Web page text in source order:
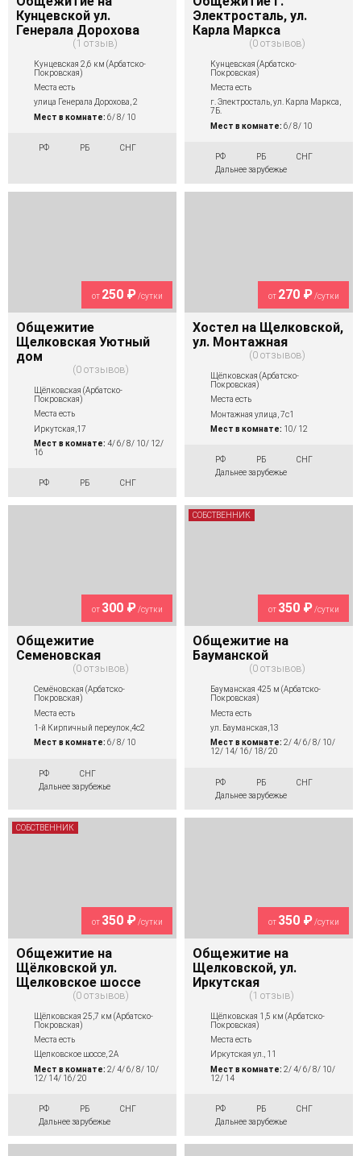
Кунцевской ул.
Генерала Дорохова
1 отзыв
Кунцевская 2,6 км (Арбатско-
Покровская)
Места есть
улица Генерала Дорохова, 2
Мест в комнате: 6/ 8/ 10
РФ РБ СНГ
Электросталь, ул.
Карла Маркса
0 отзывов
Кунцевская (Арбатско-
Покровская)
Места есть
г. Электросталь, ул. Карла Маркса,
7Б.
Мест в комнате: 6/ 8/ 10
РФ РБ
СНГ
Дальнее зарубежье
от 250 ₽/сутки
Общежитие
Щелковская Уютный
дом
0 отзывов
Щёлковская (Арбатско-
Покровская)
Места есть
Иркутская,17
Мест в комнате: 4/ 6/ 8/ 10/ 12/
16
РФ РБ СНГ
от 270 ₽/сутки
Хостел на Щелковской,
ул. Монтажная
0 отзывов
Щёлковская (Арбатско-
Покровская)
Места есть
Монтажная улица, 7с1
Мест в комнате: 10/ 12
РФ РБ
СНГ
Дальнее зарубежье
от 300 ₽/сутки
Общежитие
Семеновская
0 отзывов
Семёновская (Арбатско-
Покровская)
Места есть
1-й Кирпичный переулок,4с2
Мест в комнате: 6/ 8/ 10
РФ
СНГ
Дальнее зарубежье
от 350 ₽/сутки
Общежитие на
Бауманской
0 отзывов
Бауманская 425 м (Арбатско-
Покровская)
Места есть
ул. Бауманская,13
Мест в комнате: 2/ 4/ 6/ 8/ 10/
12/ 14/ 16/ 18/ 20
РФ РБ
СНГ
Дальнее зарубежье
СОБСТВЕННИК
от 350 ₽/сутки
Общежитие на
Щёлковской ул.
Щелковское шоссе
0 отзывов
Щёлковская 25,7 км (Арбатско-
Покровская)
Места есть
Щелковское шоссе, 2А
Мест в комнате: 2/ 4/ 6/ 8/ 10/
12/ 14/ 16/ 20
РФ РБ
СНГ
Дальнее зарубежье
СОБСТВЕННИК
от 350 ₽/сутки
Общежитие на
Щелковской, ул.
Иркутская
1 отзыв
Щёлковская 1,5 км (Арбатско-
Покровская)
Места есть
Иркутская ул., 11
Мест в комнате: 2/ 4/ 6/ 8/ 10/
12/ 14
РФ РБ
СНГ
Дальнее зарубежье